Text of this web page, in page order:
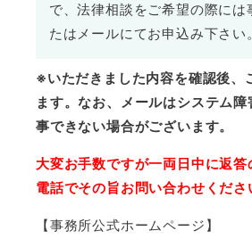
で、法律相談をご希望の際には
たはメールにてお申込み下さい
※いただきました内容を確認後、
ます。なお、メールはシステム
事できない場合がございます。
大変お手数ですが一両日中に返
電話でその旨お問い合わせくださ
【事務所公式ホームページ】